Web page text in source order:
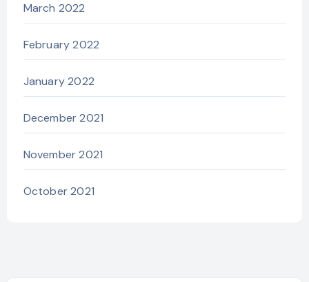
March 2022
February 2022
January 2022
December 2021
November 2021
October 2021